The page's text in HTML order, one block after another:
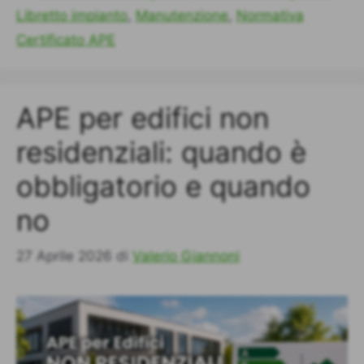
Libretto impianto, Manutenzione, Normativa
Certificato APE
APE per edifici non
residenziali: quando è
obbligatorio e quando
no
27 Aprile 2026 di Valerio Giannoni